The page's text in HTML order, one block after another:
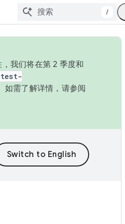
/
我们将在第 2 季度和
如需了解详情，请参阅